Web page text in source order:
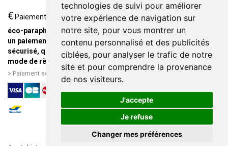
technologies de suivi pour améliorer
votre expérience de navigation sur
notre site, pour vous montrer un
contenu personnalisé et des publicités
ciblées, pour analyser le trafic de notre
site et pour comprendre la provenance
de nos visiteurs.
J'accepte
Je refuse
Changer mes préférences
€ Paiement
éco-parapharmacie.fr offre
un paiement entièrement
sécurisé, quel que soit le
mode de règlement
Paiement sécurisé et simple
Livraison / Point retrait
Commandez en ligne et
recevez votre commande
rapidement chez vous ou en
point retrait
Livraison chez vous ou en